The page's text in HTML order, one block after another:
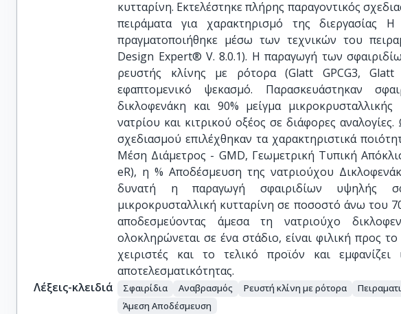
κυτταρίνη. Εκτελέστηκε πλήρης παραγοντικός
πειράματα για χαρακτηρισμό της διεργασίας
πραγματοποιήθηκε μέσω των τεχνικών του
Design Expert® V. 8.0.1). Η παραγωγή των
ρευστής κλίνης με ρότορα (Glatt GPCG3,
εφαπτομενικό ψεκασμό. Παρασκευάστηκαν
δικλοφενάκη και 90% μείγμα μικροκρυσταλλικής
νατρίου και κιτρικού οξέος σε διάφορες
σχεδιασμού επιλέχθηκαν τα χαρακτηριστικά
Μέση Διάμετρος - GMD, Γεωμετρική Τυπική
eR), η % Αποδέσμευση της νατριούχου
δυνατή η παραγωγή σφαιριδίων υψηλής
μικροκρυσταλλική κυτταρίνη σε ποσοστό άνω του
αποδεσμεύοντας άμεσα τη νατριούχο
ολοκληρώνεται σε ένα στάδιο, είναι φιλική προς
χειριστές και το τελικό προϊόν και εμφανίζει
αποτελεσματικότητας.
Λέξεις-κλειδιά
Σφαιρίδια Αναβρασμός Ρευστή κλίνη με ρότορα
Άμεση Αποδέσμευση